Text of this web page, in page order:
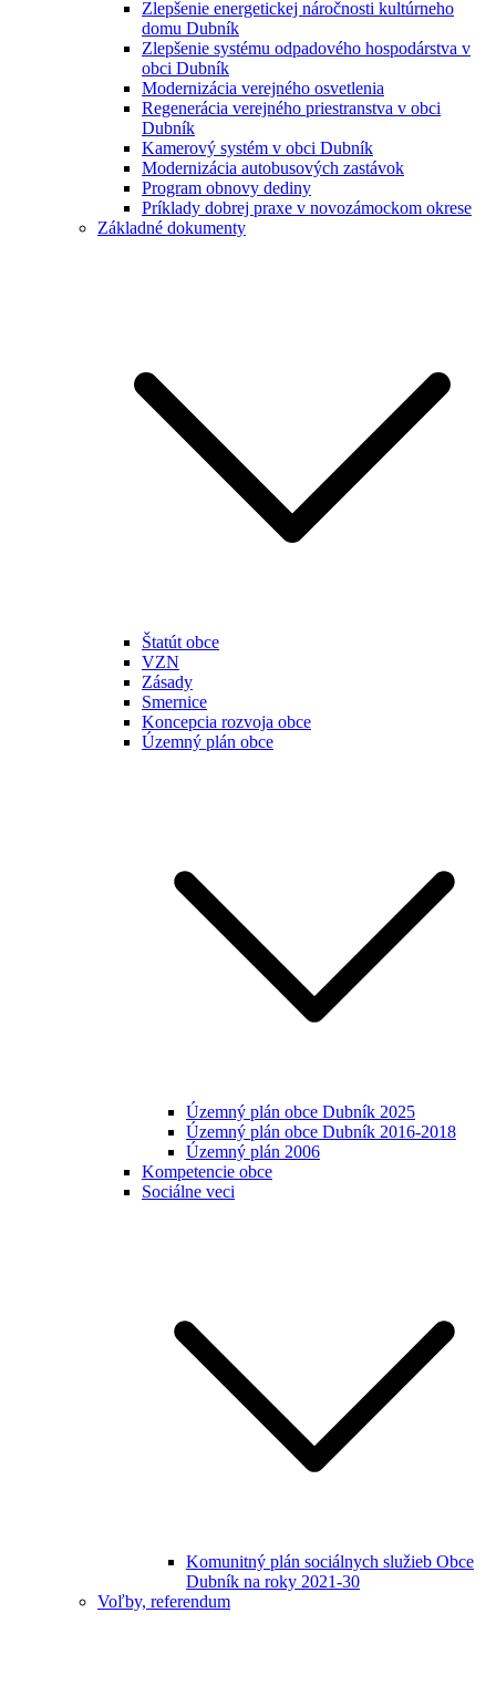
Zlepšenie energetickej náročnosti kultúrneho
domu Dubník
Zlepšenie systému odpadového hospodárstva v
obci Dubník
Modernizácia verejného osvetlenia
Regenerácia verejného priestranstva v obci
Dubník
Kamerový systém v obci Dubník
Modernizácia autobusových zastávok
Program obnovy dediny
Príklady dobrej praxe v novozámockom okrese
Základné dokumenty
Štatút obce
VZN
Zásady
Smernice
Koncepcia rozvoja obce
Územný plán obce
Územný plán obce Dubník 2025
Územný plán obce Dubník 2016-2018
Územný plán 2006
Kompetencie obce
Sociálne veci
Komunitný plán sociálnych služieb Obce
Dubník na roky 2021-30
Voľby, referendum